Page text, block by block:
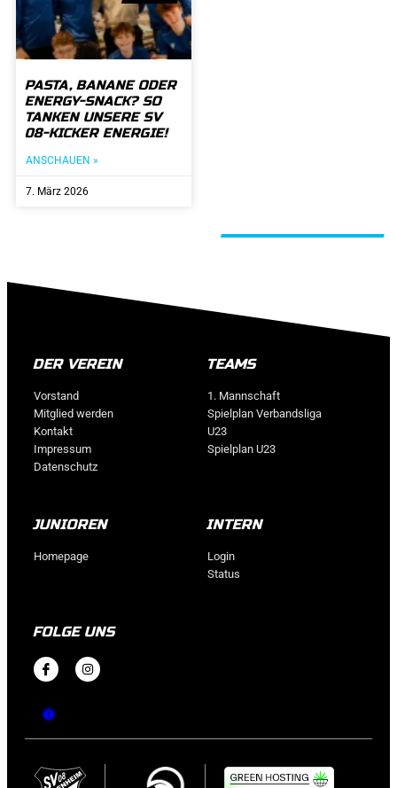
PASTA, BANANE ODER
ENERGY-SNACK? SO
TANKEN UNSERE SV
08-KICKER ENERGIE!
ANSCHAUEN »
7. März 2026
DER VEREIN
Vorstand
Mitglied werden
Kontakt
Impressum
Datenschutz
TEAMS
1. Mannschaft
Spielplan Verbandsliga
U23
Spielplan U23
JUNIOREN
Homepage
INTERN
Login
Status
FOLGE UNS